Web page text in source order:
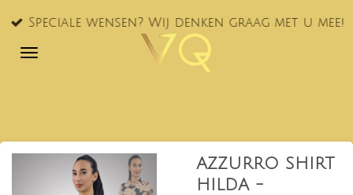
Ga
naar
Speciale wensen? Wij denken graag met u mee!
AZZURRO SHIRT
HILDA -